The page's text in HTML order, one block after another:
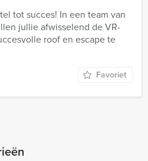
tot succes! In een team van
jullie afwisselend de VR-
roof en escape te
Favoriet